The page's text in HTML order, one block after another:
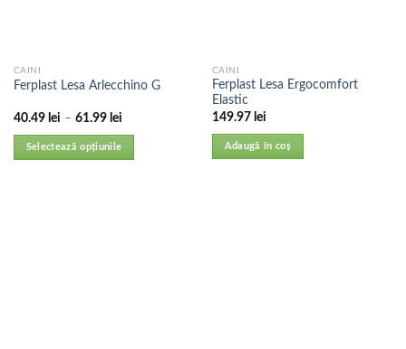
CAINI
Ferplast Lesa Arlecchino G
40.49 lei – 61.99 lei
Selectează opțiunile
CAINI
Ferplast Lesa Ergocomfort
Elastic
149.97 lei
Adaugă în coș